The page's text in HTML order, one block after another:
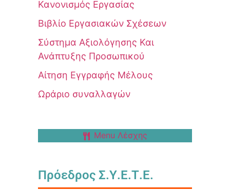
Κανονισμός Εργασίας
Βιβλίο Εργασιακών Σχέσεων
Σύστημα Αξιολόγησης Και
Ανάπτυξης Προσωπικού
Αίτηση Εγγραφής Μέλους
Ωράριο συναλλαγών
Menu Λέσχης
Πρόεδρος Σ.Υ.Ε.Τ.Ε.